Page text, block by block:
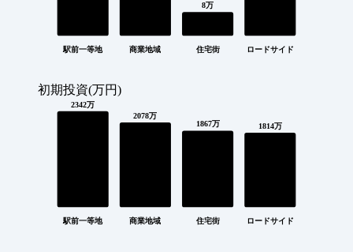
駅前一等地 商業地域
8万
住宅街 ロードサイド
初期投資(万円)
2342万
駅前一等地
2078万
商業地域
1867万
住宅街
1814万
ロードサイド